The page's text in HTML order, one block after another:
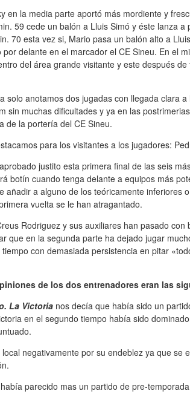
en la media parte aportó más mordiente y
59 cede un balón a Lluis Simó y éste lanza
70 esta vez si, Mario pasa un balón alto a
delante en el marcador el CE Sineu. En el
del área grande visitante y este después
solo anotamos dos jugadas con llegada clara
sin muchas dificultades y ya en las
de la portería del CE Sineu.
para los visitantes a los jugadores:
justito esta primera final de las seis
botín cuando tenga delante a equipos más
a alguno de los teóricamente inferiores
vuelta se le han atragantado.
Rodriguez y sus auxiliares han pasado
que en la segunda parte ha dejado jugar
con demasiada persistencia en pitar
de los dos entrenadores eran las
La Victoria nos decía que había sido un
en el segundo tiempo había sido
negativamente por su endeblez ya que se
parecido mas un partido de pre-